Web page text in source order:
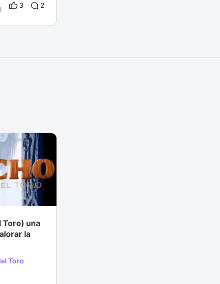
3 2
# Fantasía
Toro) una
la
Toro